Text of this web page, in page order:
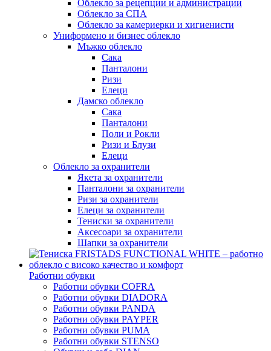
Облекло за рецепции и администрации
Облекло за СПА
Облекло за камериерки и хигиенисти
Униформено и бизнес облекло
Мъжко облекло
Сака
Панталони
Ризи
Елеци
Дамско облекло
Сака
Панталони
Поли и Рокли
Ризи и Блузи
Елеци
Облекло за охранители
Якета за охранители
Панталони за охранители
Ризи за охранители
Елеци за охранители
Тениски за охранители
Аксесоари за охранители
Шапки за охранители
Работни обувки
Работни обувки COFRA
Работни обувки DIADORA
Работни обувки PANDA
Работни обувки PAYPER
Работни обувки PUMA
Работни обувки STENSO